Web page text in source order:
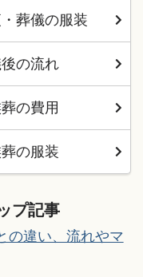
葬儀の服装
の流れ
の費用
の服装
プ記事
の違い、流れやマ